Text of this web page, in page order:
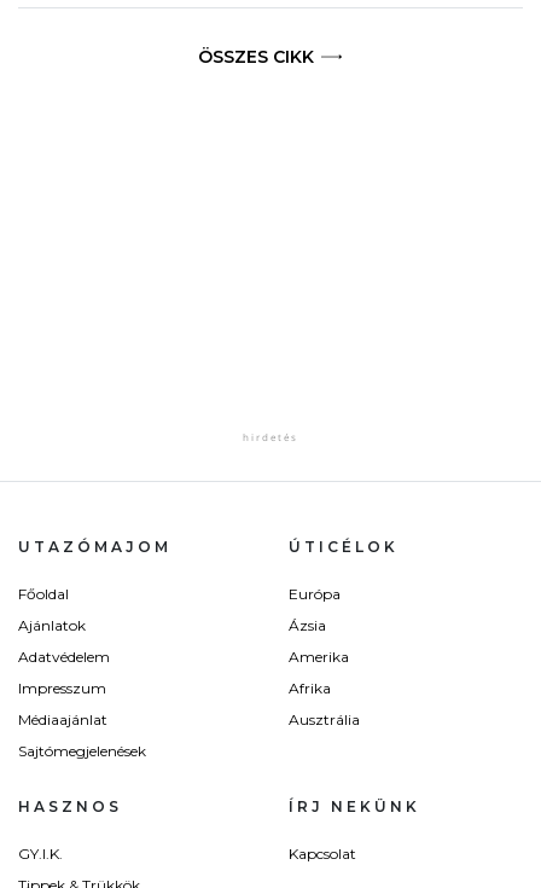
ÖSSZES CIKK
UTAZÓMAJOM
Főoldal
Ajánlatok
Adatvédelem
Impresszum
Médiaajánlat
Sajtómegjelenések
ÚTICÉLOK
Európa
Ázsia
Amerika
Afrika
Ausztrália
HASZNOS
GY.I.K.
ÍRJ NEKÜNK
Kapcsolat